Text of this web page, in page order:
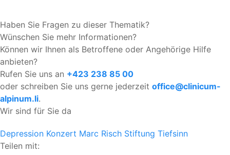
Haben Sie Fragen zu dieser Thematik?
Wünschen Sie mehr Informationen?
Können wir Ihnen als Betroffene oder Angehörige Hilfe
anbieten?
Rufen Sie uns an +423 238 85 00
oder schreiben Sie uns gerne jederzeit office@clinicum-
alpinum.li.
Wir sind für Sie da
Depression Konzert Marc Risch Stiftung Tiefsinn
Teilen mit: